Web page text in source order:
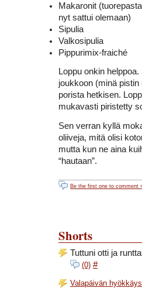
Makaronit
nyt sattui olemaan)
Sipulia
Valkosipulia
Pippurimix-fraiché
Loppu onkin
joukkoon (minä
porista hetkisen.
mukavasti piristetty
Sen verran kyllä
oliiveja, mitä olisi
mutta kun ne aina
“hautaan”.
Be the first one to comment
Shorts
Tuttuni otti ja
(0) #
Valapäivän